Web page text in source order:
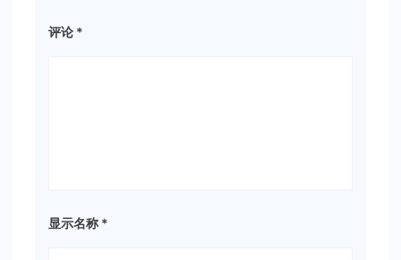
评论 *
显示名称 *